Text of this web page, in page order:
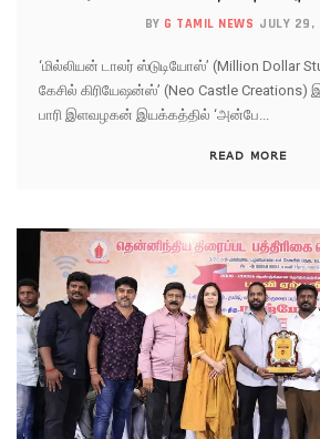
BY G TAMIL NEWS JULY 29,
‘மில்லியன் டாலர் ஸ்டுடியோஸ்’ (Million Dollar
கேசில் கிரியேஷன்ஸ்’ (Neo Castle
பாரி இளவழகன் இயக்கத்தில் ‘அன்பே...
READ MORE